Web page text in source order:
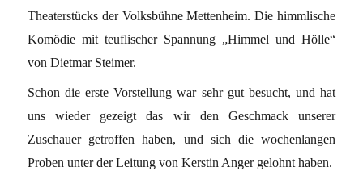
Theaterstücks der Volksbühne Mettenheim. Die himmlische
Komödie mit teuflischer Spannung „Himmel und Hölle“
von Dietmar Steimer.
Schon die erste Vorstellung war sehr gut besucht, und hat
uns wieder gezeigt das wir den Geschmack unserer
Zuschauer getroffen haben, und sich die wochenlangen
Proben unter der Leitung von Kerstin Anger gelohnt haben.